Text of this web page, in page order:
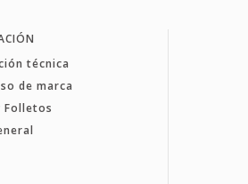
técnica
de marca
Folletos